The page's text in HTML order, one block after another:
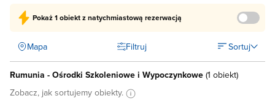
Pokaż1 obiektz natychmiastową rezerwacją
Mapa Filtruj Sortuj
Rumunia - Ośrodki Szkoleniowe i Wypoczynkowe (1 obiekt)
Zobacz, jak sortujemy obiekty.